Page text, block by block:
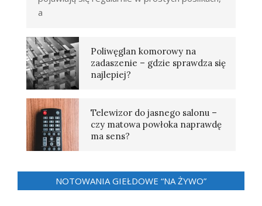
a
Poliwęglan komorowy na
zadaszenie – gdzie sprawdza się
najlepiej?
Telewizor do jasnego salonu –
czy matowa powłoka naprawdę
ma sens?
NOTOWANIA GIEŁDOWE “NA ŻYWO”